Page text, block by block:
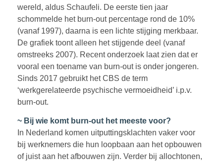
wereld, aldus Schaufeli. De eerste tien jaar
schommelde het burn-out percentage rond de 10%
(vanaf 1997), daarna is een lichte stijging merkbaar.
De grafiek toont alleen het stijgende deel (vanaf
omstreeks 2007). Recent onderzoek laat zien dat er
vooral een toename van burn-out is onder jongeren.
Sinds 2017 gebruikt het CBS de term
‘werkgerelateerde psychische vermoeidheid’ i.p.v.
burn-out.
~ Bij wie komt burn-out het meeste voor?
In Nederland komen uitputtingsklachten vaker voor
bij werknemers die hun loopbaan aan het opbouwen
of juist aan het afbouwen zijn. Verder bij allochtonen,